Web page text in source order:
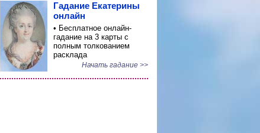
Гадание Екатерины
онлайн
• Бесплатное онлайн-
гадание на 3 карты с
полным толкованием
расклада
Начать гадание >>